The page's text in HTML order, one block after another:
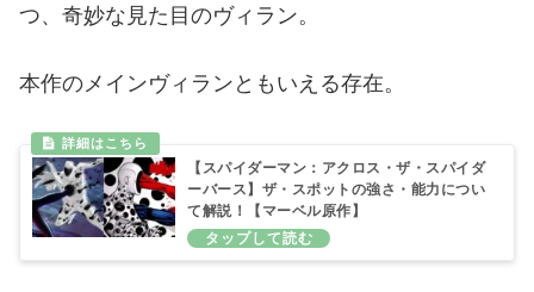
つ、奇妙な見た目のヴィラン。
本作のメインヴィランともいえる存在。
【スパイダーマン：アクロス・ザ・スパイダ
ーバース】ザ・スポットの強さ・能力につい
て解説！【マーベル原作】